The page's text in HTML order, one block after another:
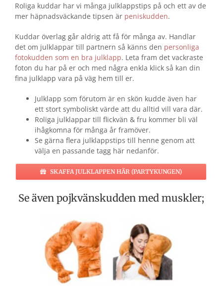
Roliga kuddar har vi många julklappstips på och ett av de
mer häpnadsväckande tipsen är peniskudden.
Kuddar överlag går aldrig att få för många av. Handlar
det om julklappar till partnern så känns den personliga
fotokudden som en bra julklapp. Leta fram det vackraste
foton du har på er och med några enkla klick så kan din
fina julklapp vara på väg hem till er.
Julklapp som förutom är en skön kudde även har
ett stort symboliskt värde att du alltid vill vara där.
Roliga julklappar till flickvän & fru kommer bli väl
ihågkomna för många år framöver.
Se gärna flera julklappstips till henne genom att
välja en passande tagg här nedanför.
SKAFFA JULKLAPPEN HÄR (PARTYKUNGEN)
Se även pojkvänskudden med muskler;